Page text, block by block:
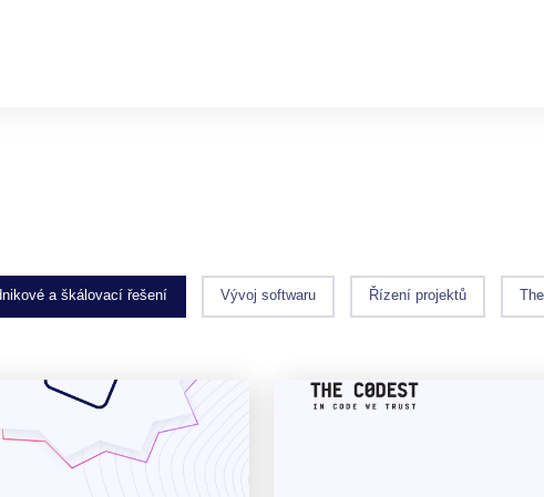
a škálovací řešení Vývoj softwaru Řízení projektů